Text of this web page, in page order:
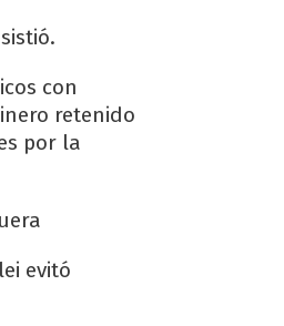
con
retenido
por la
evitó